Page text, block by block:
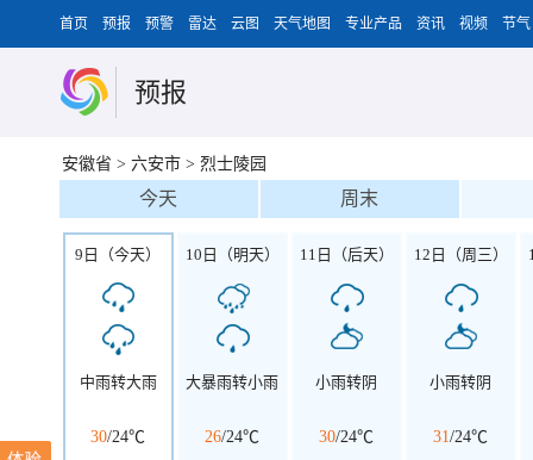
首页 预报 预警 雷达 云图 天气地图 专业产品 资讯 视频 节气
预报
安徽省 > 六安市 > 烈士陵园
今天 周末
9日（今天）
中雨转大雨
30/24℃
10日（明天）
大暴雨转小雨
26/24℃
11日（后天）
小雨转阴
30/24℃
12日（周三）
小雨转阴
31/24℃